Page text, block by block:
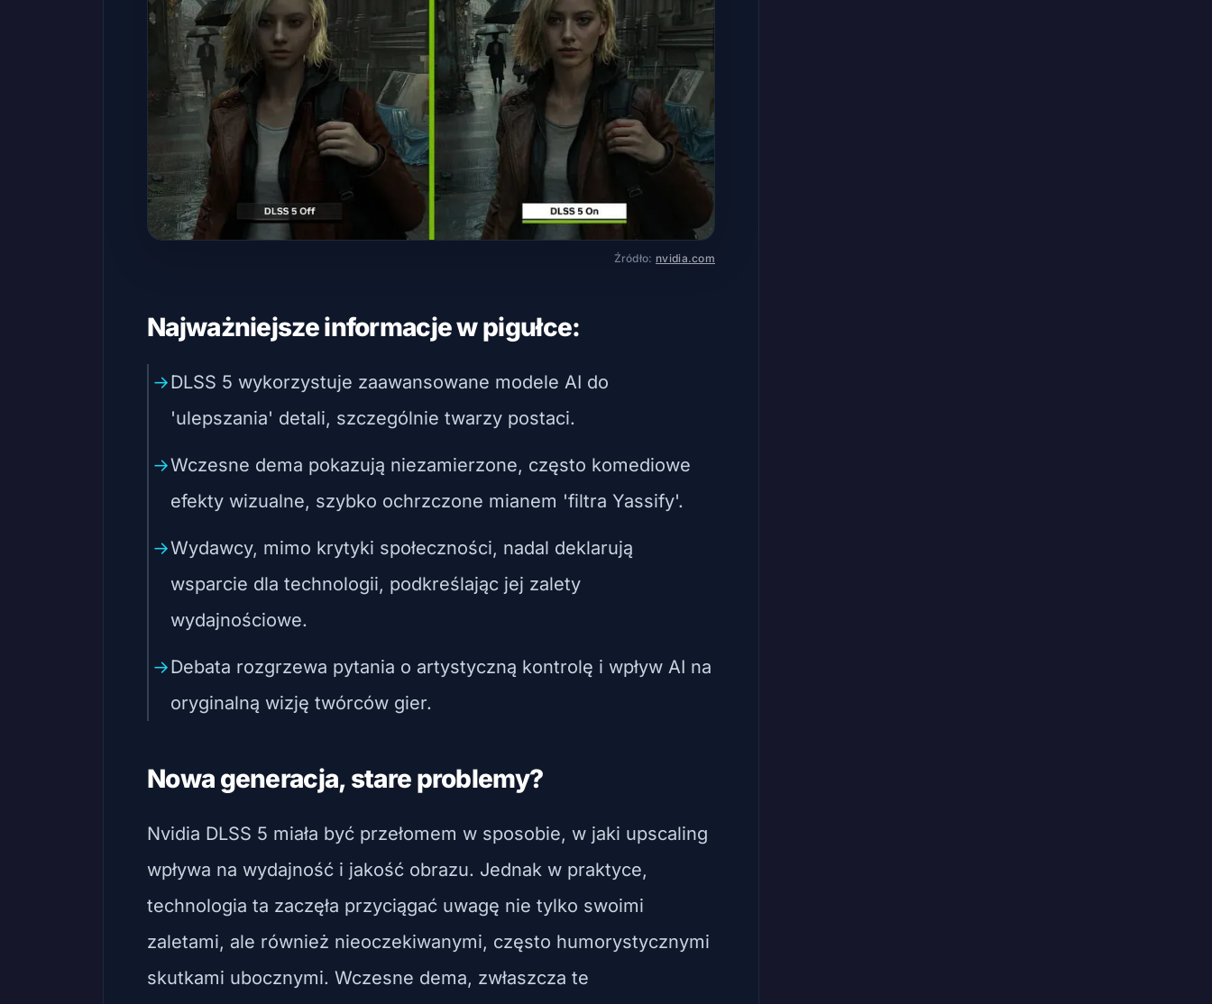
Źródło: nvidia.com
Najważniejsze informacje w pigułce:
DLSS 5 wykorzystuje zaawansowane modele AI do
'ulepszania' detali, szczególnie twarzy postaci.
Wczesne dema pokazują niezamierzone, często komediowe
efekty wizualne, szybko ochrzczone mianem 'filtra Yassify'.
Wydawcy, mimo krytyki społeczności, nadal deklarują
wsparcie dla technologii, podkreślając jej zalety
wydajnościowe.
Debata rozgrzewa pytania o artystyczną kontrolę i wpływ AI na
oryginalną wizję twórców gier.
Nowa generacja, stare problemy?
Nvidia DLSS 5 miała być przełomem w sposobie, w jaki upscaling
wpływa na wydajność i jakość obrazu. Jednak w praktyce,
technologia ta zaczęła przyciągać uwagę nie tylko swoimi
zaletami, ale również nieoczekiwanymi, często humorystycznymi
skutkami ubocznymi. Wczesne dema, zwłaszcza te